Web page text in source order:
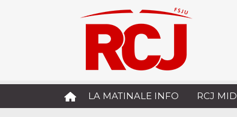
LA MATINALE INFO RCJ